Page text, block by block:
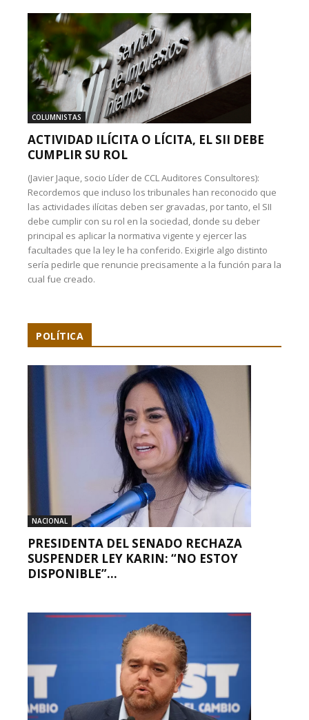
COLUMNISTAS
ACTIVIDAD ILÍCITA O LÍCITA, EL SII DEBE
CUMPLIR SU ROL
(Javier Jaque, socio Líder de CCL Auditores Consultores):
Recordemos que incluso los tribunales han reconocido que
las actividades ilícitas deben ser gravadas, por tanto, el SII
debe cumplir con su rol en la sociedad, donde su deber
principal es aplicar la normativa vigente y ejercer las
facultades que la ley le ha conferido. Exigirle algo distinto
sería pedirle que renuncie precisamente a la función para la
cual fue creado.
POLÍTICA
NACIONAL
PRESIDENTA DEL SENADO RECHAZA
SUSPENDER LEY KARIN: “NO ESTOY
DISPONIBLE”...